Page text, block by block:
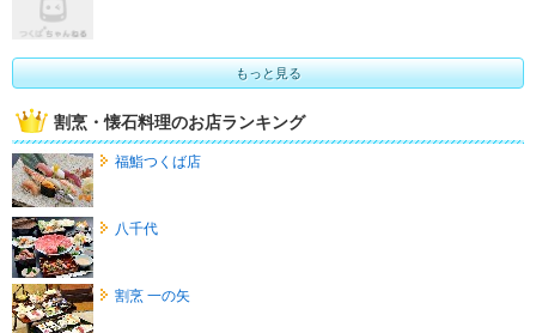
もっと見る
割烹・懐石料理のお店ランキング
福鮨つくば店
八千代
割烹 一の矢